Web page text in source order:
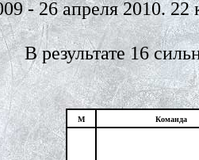
- 26 апреля 2010.
В результате 16
М Команда